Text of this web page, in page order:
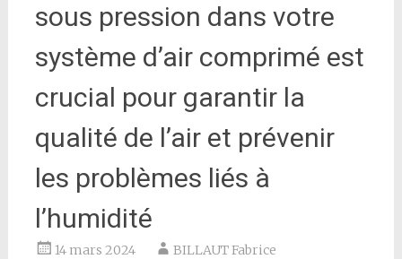
sous pression dans votre
système d’air comprimé est
crucial pour garantir la
qualité de l’air et prévenir
les problèmes liés à
l’humidité
14 mars 2024 BILLAUT Fabrice